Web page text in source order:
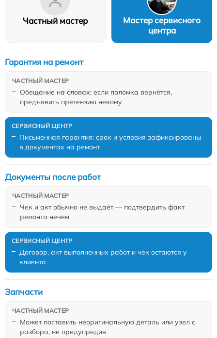
Частный мастер
Мастер сервисного
центра
Обещание на словах: если поломка вернётся,
предъявить претензию некому
Гарантия на ремонт
Письменная гарантия: срок и условия зафиксированы
в документах на ремонт
Чек и акт обычно не выдаёт — подтвердить факт
ремонта нечем
Документы после работ
Договор, акт выполненных работ и чек остаются у
клиента
Может поставить неоригинальную деталь или узел с
разбора, не предупредив
Запчасти